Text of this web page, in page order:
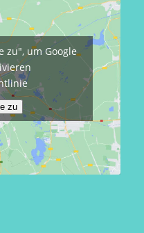
zu", um Google
zu